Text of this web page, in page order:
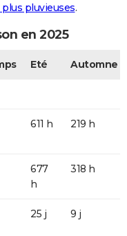
plus pluvieuses.
en 2025
Eté Automne
611 h 219 h
677
h
318 h
25 j 9 j